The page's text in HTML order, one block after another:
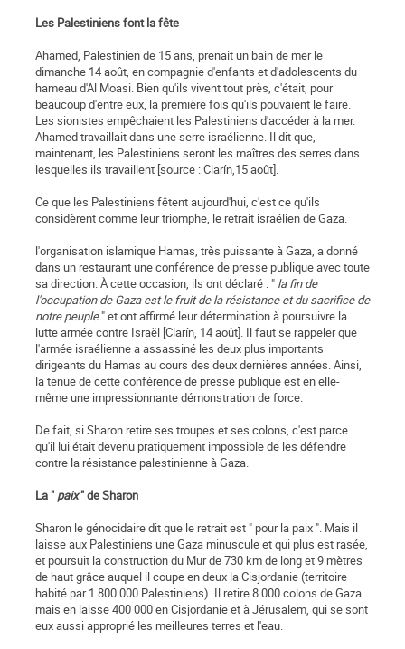
Les Palestiniens font la fête
Ahamed, Palestinien de 15 ans, prenait un bain de mer le
dimanche 14 août, en compagnie d'enfants et d'adolescents du
hameau d'Al Moasi. Bien qu'ils vivent tout près, c'était, pour
beaucoup d'entre eux, la première fois qu'ils pouvaient le faire.
Les sionistes empêchaient les Palestiniens d'accéder à la mer.
Ahamed travaillait dans une serre israélienne. Il dit que,
maintenant, les Palestiniens seront les maîtres des serres dans
lesquelles ils travaillent [source : Clarín,15 août].
Ce que les Palestiniens fêtent aujourd'hui, c'est ce qu'ils
considèrent comme leur triomphe, le retrait israélien de Gaza.
l'organisation islamique Hamas, très puissante à Gaza, a donné
dans un restaurant une conférence de presse publique avec toute
sa direction. À cette occasion, ils ont déclaré : " la fin de
l'occupation de Gaza est le fruit de la résistance et du sacrifice de
notre peuple" et ont affirmé leur détermination à poursuivre la
lutte armée contre Israël [Clarín, 14 août]. Il faut se rappeler que
l'armée israélienne a assassiné les deux plus importants
dirigeants du Hamas au cours des deux dernières années. Ainsi,
la tenue de cette conférence de presse publique est en elle-
même une impressionnante démonstration de force.
De fait, si Sharon retire ses troupes et ses colons, c'est parce
qu'il lui était devenu pratiquement impossible de les défendre
contre la résistance palestinienne à Gaza.
La " paix" de Sharon
Sharon le génocidaire dit que le retrait est " pour la paix ". Mais il
laisse aux Palestiniens une Gaza minuscule et qui plus est rasée,
et poursuit la construction du Mur de 730 km de long et 9 mètres
de haut grâce auquel il coupe en deux la Cisjordanie (territoire
habité par 1 800 000 Palestiniens). Il retire 8 000 colons de Gaza
mais en laisse 400 000 en Cisjordanie et à Jérusalem, qui se sont
eux aussi approprié les meilleures terres et l'eau.